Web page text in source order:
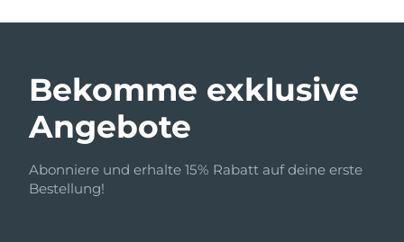
Bekomme exklusive
Angebote
Abonniere und erhalte 15% Rabatt auf deine erste
Bestellung!